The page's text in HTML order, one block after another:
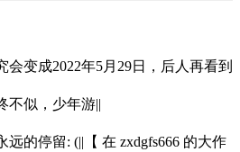
会变成2022年5月29日，后人再看到
不似，少年游||
的停留: (||【 在 zxdgfs666 的大作